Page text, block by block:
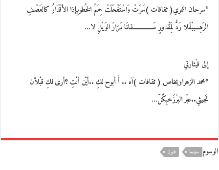
*سرحان النمري( ثقافات )سَرَتْ وَاسْتَفْحَلَتْ حِمَمُ الخُطوبِإذا الأقْدَارُ كالعَصْفِ
الرَهِـــيبْفَلا رَدٌّ لِمَقْدورٍ سَـــــــــــــقانَا مَرَارَ الوَيْلِ لا…
إلى قيْثارتي
*محمد الزهراويخاص ( ثقافات )آه .. أَ أبوح لكِ ..أيْن أنْتِ ؟أرى لكِ قبْلأن
تَجيئي..عبْر البرْزَخبِكًلّ…
الوسوم سينما فنون